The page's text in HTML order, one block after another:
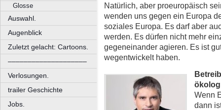
Glosse
Auswahl.
Augenblick
Zuletzt gelacht: Cartoons.
––––––––––––––––––––
Verlosungen.
trailer Geschichte
Jobs.
Natürlich, aber proeuropäisch
wenden uns gegen ein Europa
soziales Europa. Es darf aber
werden. Es dürfen nicht mehr
gegeneinander agieren. Es ist
wegentwickelt haben.
Wenn
dann